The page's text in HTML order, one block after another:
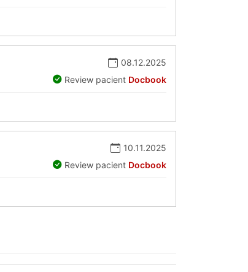
08.12.2025
Review pacient Docbook
10.11.2025
Review pacient Docbook